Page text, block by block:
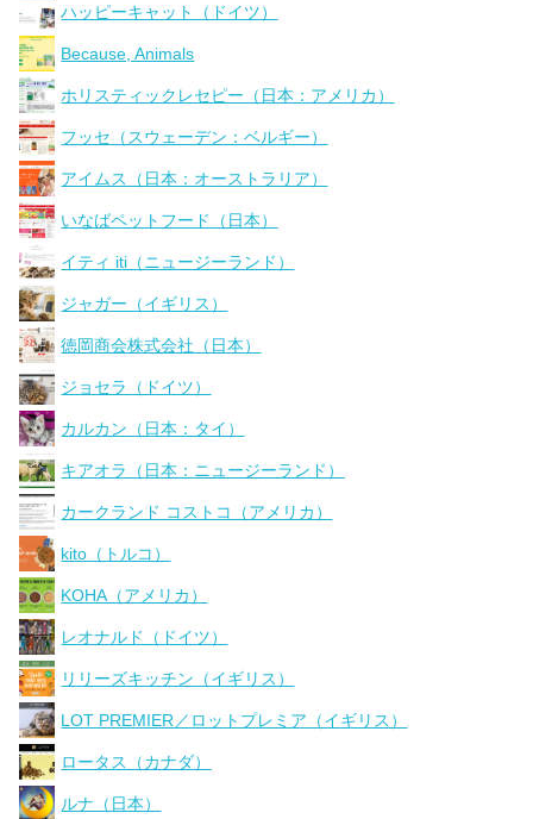
ハッピーキャット（ドイツ）
Because, Animals
ホリスティックレセピー（日本：アメリカ）
フッセ（スウェーデン：ベルギー）
アイムス（日本：オーストラリア）
いなばペットフード（日本）
イティ iti（ニュージーランド）
ジャガー（イギリス）
徳岡商会株式会社（日本）
ジョセラ（ドイツ）
カルカン（日本：タイ）
キアオラ（日本：ニュージーランド）
カークランド コストコ（アメリカ）
kito（トルコ）
KOHA（アメリカ）
レオナルド（ドイツ）
リリーズキッチン（イギリス）
LOT PREMIER／ロットプレミア（イギリス）
ロータス（カナダ）
ルナ（日本）